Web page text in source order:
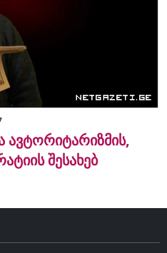
ავტორიტარიზმის,
შესახებ